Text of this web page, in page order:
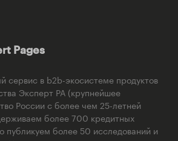
Pages
сервис в b2b-экосистеме продуктов
Эксперт РА (крупнейшее
России с более чем 25-летней
более 700 кредитных
публикуем более 50 исследований и